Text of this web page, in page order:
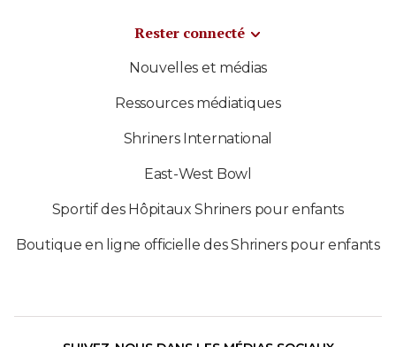
Rester connecté
Nouvelles et médias
Ressources médiatiques
Shriners International
East-West Bowl
Sportif des Hôpitaux Shriners pour enfants
Boutique en ligne officielle des Shriners pour enfants